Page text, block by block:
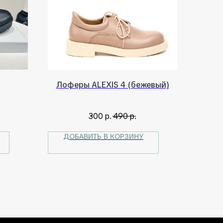
Лоферы ALEXIS 4 (бежевый)
300 р.490р.
ДОБАВИТЬ В КОРЗИНУ